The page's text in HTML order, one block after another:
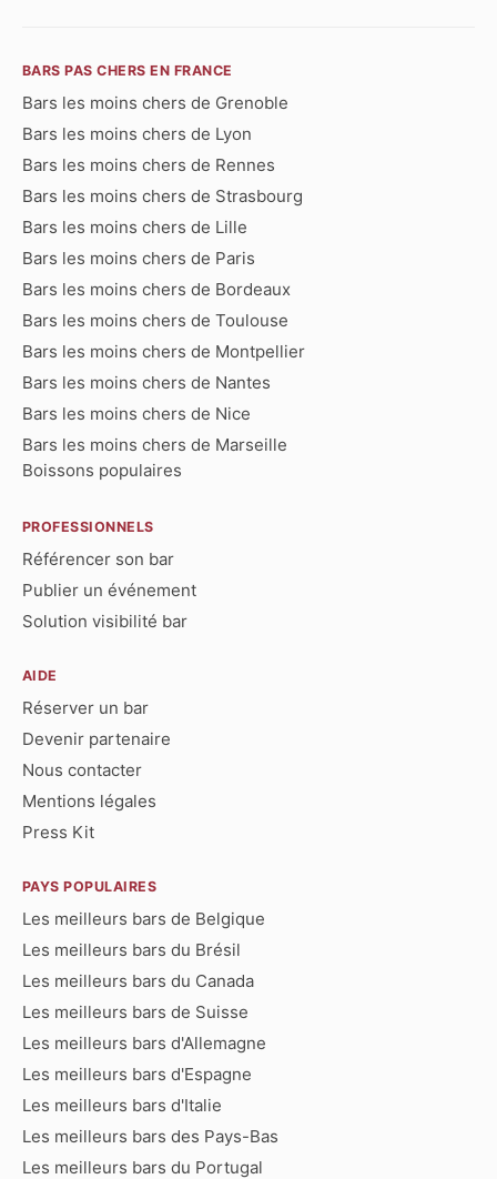
BARS PAS CHERS EN FRANCE
Bars les moins chers de Grenoble
Bars les moins chers de Lyon
Bars les moins chers de Rennes
Bars les moins chers de Strasbourg
Bars les moins chers de Lille
Bars les moins chers de Paris
Bars les moins chers de Bordeaux
Bars les moins chers de Toulouse
Bars les moins chers de Montpellier
Bars les moins chers de Nantes
Bars les moins chers de Nice
Bars les moins chers de Marseille
Boissons populaires
PROFESSIONNELS
Référencer son bar
Publier un événement
Solution visibilité bar
AIDE
Réserver un bar
Devenir partenaire
Nous contacter
Mentions légales
Press Kit
PAYS POPULAIRES
Les meilleurs bars de Belgique
Les meilleurs bars du Brésil
Les meilleurs bars du Canada
Les meilleurs bars de Suisse
Les meilleurs bars d'Allemagne
Les meilleurs bars d'Espagne
Les meilleurs bars d'Italie
Les meilleurs bars des Pays-Bas
Les meilleurs bars du Portugal